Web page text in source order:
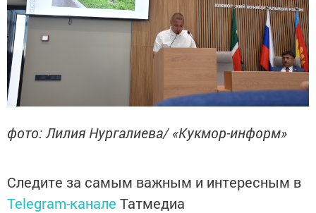
фото: Лилия Нургалиева/ «Кукмор-информ»
Следите за самым важным и интересным в
Telegram-канале Татмедиа